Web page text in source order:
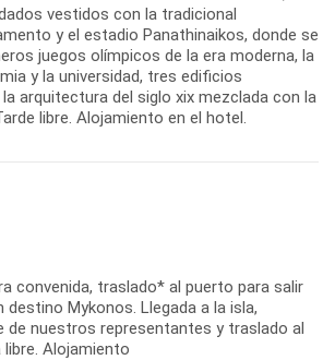
vestidos con la tradicional
y el estadio Panathinaikos, donde se
juegos olímpicos de la era moderna, la
y la universidad, tres edificios
arquitectura del siglo xix mezclada con la
libre. Alojamiento en el hotel.
convenida, traslado* al puerto para salir
Mykonos. Llegada a la isla,
de nuestros representantes y traslado al
Alojamiento